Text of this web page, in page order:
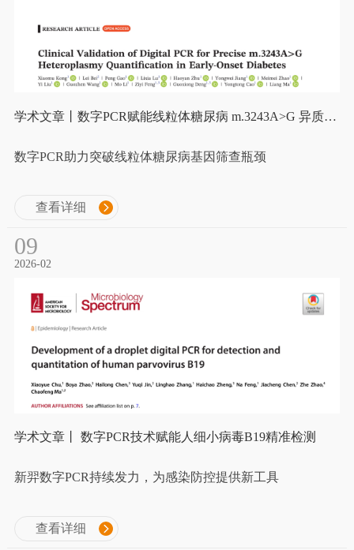
学术文章丨数字PCR赋能线粒体糖尿病 m.3243A>G 异质性精准定量
数字PCR助力突破线粒体糖尿病基因筛查瓶颈
查看详细
09
2026-02
学术文章丨 数字PCR技术赋能人细小病毒B19精准检测
新羿数字PCR持续发力，为感染防控提供新工具
查看详细